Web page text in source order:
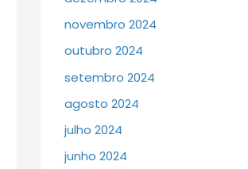
novembro 2024
outubro 2024
setembro 2024
agosto 2024
julho 2024
junho 2024